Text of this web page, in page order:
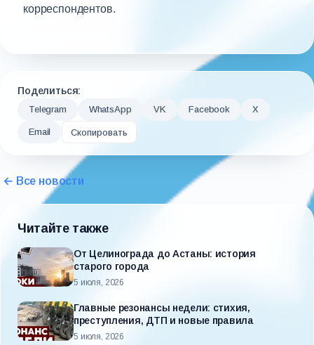
корреспондентов.
Поделиться:
Telegram WhatsApp VK Facebook X
Email Скопировать
← Все новости
Читайте также
От Целинограда до Астаны: история
старого города
5 июля, 2026
Главные резонансы недели: стихия,
преступления, ДТП и новые правила
5 июля, 2026